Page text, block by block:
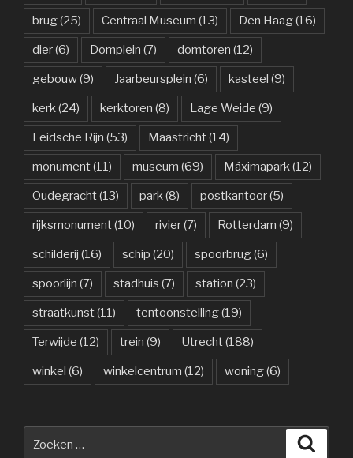
brug(25) Centraal Museum (13) Den Haag(16)
dier(6) Domplein (7) domtoren (12)
gebouw(9) Jaarbeursplein (6) kasteel (9)
kerk(24) kerktoren (8) Lage Weide (9)
Leidsche Rijn (53) Maastricht(14)
monument(11) museum (69) Máximapark(12)
Oudegracht(13) park(8) postkantoor(5)
rijksmonument(10) rivier(7) Rotterdam (9)
schilderij (16) schip (20) spoorbrug(6)
spoorlijn (7) stadhuis (7) station (23)
straatkunst(11) tentoonstelling(19)
Terwijde (12) trein (9) Utrecht(188)
winkel (6) winkelcentrum (12) woning(6)